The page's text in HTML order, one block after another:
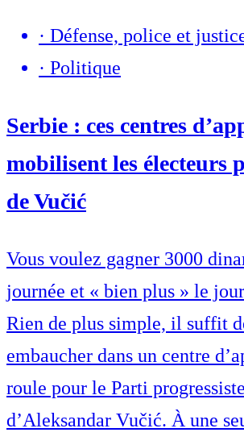
· Défense, police et
· Politique
Serbie : ces centres
mobilisent les électeurs
de Vučić
Vous voulez gagner 3000
journée et « bien plus » le
Rien de plus simple, il suffit
embaucher dans un centre
roule pour le Parti
d’Aleksandar Vučić. À une